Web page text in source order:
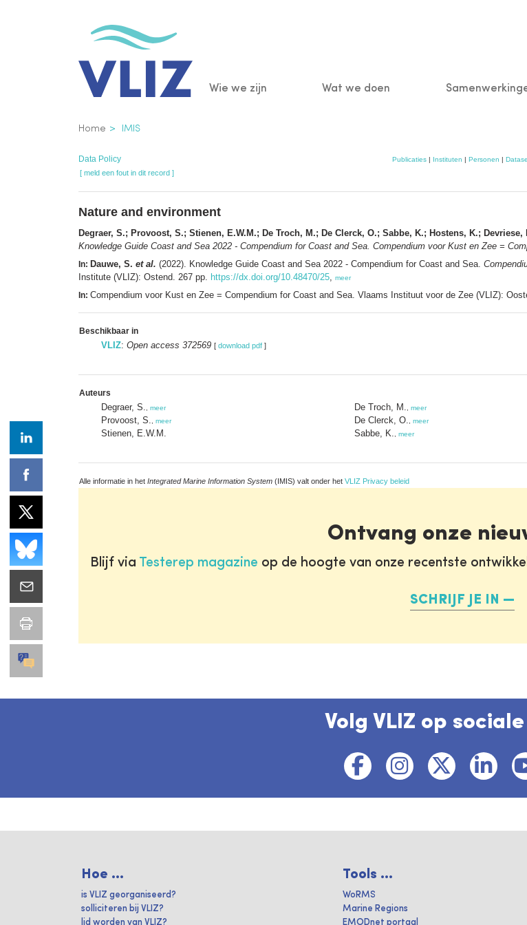
Main
Wie we zijn Wat we doen
Kruimelpad
Home IMIS
Data Policy Publicaties| Instituten | Personen |
[ meld een fout in dit record ]
Nature and environment
Degraer, S.; Provoost, S.; Stienen, E.W.M.; De Troch, M.; De Clerck, O.; Sabbe, K.; Hostens, K.; Devriese,
Knowledge Guide Coast and Sea 2022 - Compendium for Coast and Sea. Compendium voor Kust en Zee =
In: Dauwe, S. et al. (2022). Knowledge Guide Coast and Sea 2022 - Compendium for Coast and Sea.
Institute (VLIZ): Ostend. 267 pp.
https://dx.doi.org/10.48470/25 meer
In: Compendium voor Kust en Zee = Compendium for Coast and Sea. Vlaams Instituut voor de Zee (VLIZ):
Beschikbaar in
VLIZ: Open access 372569 [ download pdf ]
Auteurs
Degraer, S. meer
Provoost, S. meer
Stienen, E.W.M.
De Troch, M. meer
De Clerck, O. meer
Sabbe, K. meer
Alle informatie in het Integrated Marine Information System (IMIS) valt onder het VLIZ Privacy beleid
Ontvang onze
Blijf via Testerep magazine op de hoogte van onze recentste
SCHRIJF JE IN
Volg VLIZ op
Hoe ...
is VLIZ georganiseerd?
solliciteren bij VLIZ?
lid worden van VLIZ?
Tools ...
WoRMS
Marine Regions
EMODnet portaal